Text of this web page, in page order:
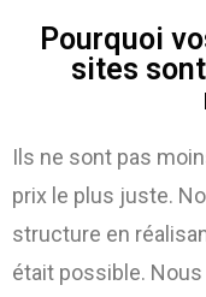
Pourquoi
sites
Ils ne sont pas
prix le plus juste.
structure en
était possible.